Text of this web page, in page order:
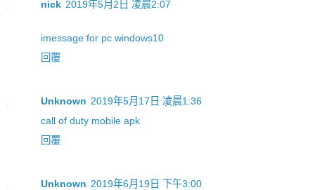
nick 2019年5月2日 凌晨2:07
imessage for pc windows10
回覆
Unknown 2019年5月17日 凌晨1:36
call of duty mobile apk
回覆
Unknown 2019年6月19日 下午3:00